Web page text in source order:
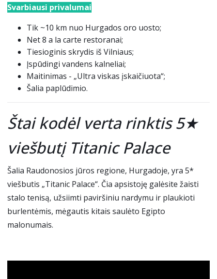
Svarbiausi privalumai
Tik ~10 km nuo Hurgados oro uosto;
Net 8 a la carte restoranai;
Tiesioginis skrydis iš Vilniaus;
Įspūdingi vandens kalneliai;
Maitinimas - „Ultra viskas įskaičiuota“;
Šalia paplūdimio.
Štai kodėl verta rinktis 5★
viešbutį Titanic Palace
Šalia Raudonosios jūros regione, Hurgadoje, yra 5*
viešbutis „Titanic Palace“. Čia apsistoję galėsite žaisti
stalo tenisą, užsiimti paviršiniu nardymu ir plaukioti
burlentėmis, mėgautis kitais saulėto Egipto
malonumais.